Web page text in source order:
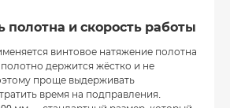
полотна и скорость работы
винтовое натяжение полотна
полотно держится жёстко и не
проще выдерживать
время на подправления.